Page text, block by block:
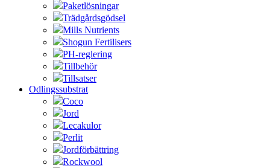
Paketlösningar
Trädgårdsgödsel
Mills Nutrients
Shogun Fertilisers
PH-reglering
Tillbehör
Tillsatser
Odlingssubstrat
Coco
Jord
Lecakulor
Perlit
Jordförbättring
Rockwool